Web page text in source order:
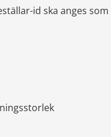
id ska anges som